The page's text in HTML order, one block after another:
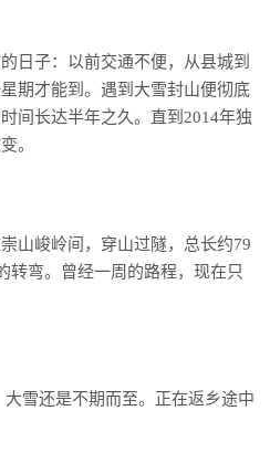
日子：以前交通不便，从县城到
期才能到。遇到大雪封山便彻底
间长达半年之久。直到2014年独
。
山峻岭间，穿山过隧，总长约79
转弯。曾经一周的路程，现在只
大雪还是不期而至。正在返乡途中